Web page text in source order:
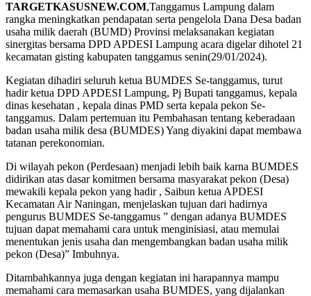
TARGETKASUSNEW.COM,Tanggamus Lampung dalam
rangka meningkatkan pendapatan serta pengelola Dana Desa badan
usaha milik daerah (BUMD) Provinsi melaksanakan kegiatan
sinergitas bersama DPD APDESI Lampung acara digelar dihotel 21
kecamatan gisting kabupaten tanggamus senin(29/01/2024).
Kegiatan dihadiri seluruh ketua BUMDES Se-tanggamus, turut
hadir ketua DPD APDESI Lampung, Pj Bupati tanggamus, kepala
dinas kesehatan , kepala dinas PMD serta kepala pekon Se-
tanggamus. Dalam pertemuan itu Pembahasan tentang keberadaan
badan usaha milik desa (BUMDES) Yang diyakini dapat membawa
tatanan perekonomian.
Di wilayah pekon (Perdesaan) menjadi lebih baik karna BUMDES
didirikan atas dasar komitmen bersama masyarakat pekon (Desa)
mewakili kepala pekon yang hadir , Saibun ketua APDESI
Kecamatan Air Naningan, menjelaskan tujuan dari hadirnya
pengurus BUMDES Se-tanggamus ” dengan adanya BUMDES
tujuan dapat memahami cara untuk menginisiasi, atau memulai
menentukan jenis usaha dan mengembangkan badan usaha milik
pekon (Desa)” Imbuhnya.
Ditambahkannya juga dengan kegiatan ini harapannya mampu
memahami cara memasarkan usaha BUMDES, yang dijalankan